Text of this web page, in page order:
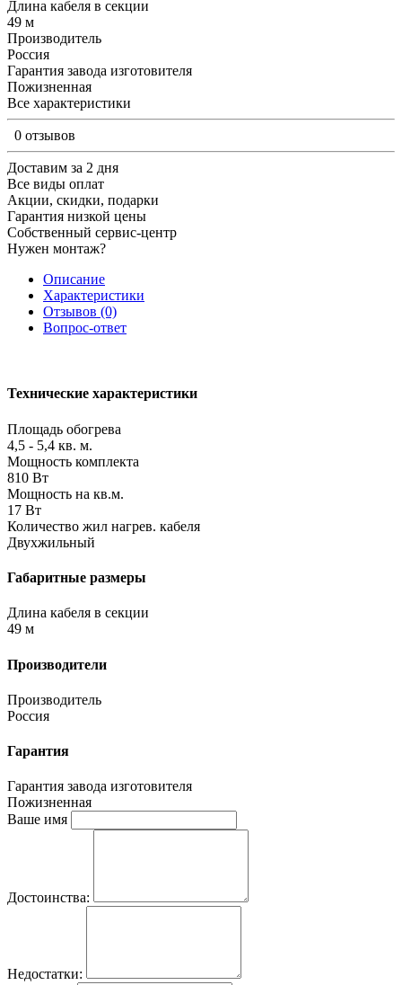
Длина кабеля в секции
49 м
Производитель
Россия
Гарантия завода изготовителя
Пожизненная
Все характеристики
0 отзывов
Доставим за 2 дня
Все виды оплат
Акции, скидки, подарки
Гарантия низкой цены
Собственный сервис-центр
Нужен монтаж?
Описание
Характеристики
Отзывов (0)
Вопрос-ответ
Технические характеристики
Площадь обогрева
4,5 - 5,4 кв. м.
Мощность комплекта
810 Вт
Мощность на кв.м.
17 Вт
Количество жил нагрев. кабеля
Двухжильный
Габаритные размеры
Длина кабеля в секции
49 м
Производители
Производитель
Россия
Гарантия
Гарантия завода изготовителя
Пожизненная
Ваше имя
Достоинства:
Недостатки: